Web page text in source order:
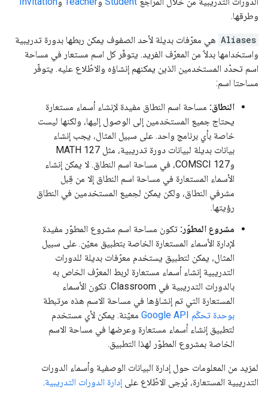
وطرقها.
Aliases هي معرّفات بديلة لأحد الصفوف يمكن ربطها بدورة تدريبية
واستخدامها بدلاً من المعرّف الفريد. يتوفّر كل اسم مستعار في مساحة
اسم تحدّد المستخدمين الذين يمكنهم إنشاؤه والاطّلاع عليه. يتوفّر
مساحتا اسم:
النطاق: مساحة اسم النطاق مفيدة لإنشاء أسماء مستعارة
يحتاج جميع المستخدمين إلى الوصول إليها، ولكنها ليست
خاصة بأي برنامج واحد. على سبيل المثال، يجب إنشاء
بيانات بديلة لبيانات دورة تدريبية، مثل MATH 127
وCOMSCI 127، في مساحة اسم النطاق. لا يمكن إنشاء
الأسماء المستعارة في مساحة اسم النطاق إلا من قِبل
مشرفي النطاق، ولكن يمكن لجميع المستخدمين في النطاق
رؤيتها.
مشروع المطوّر: تكون مساحة اسم مشروع المطوّر مفيدة
لإدارة الأسماء المستعارة الخاصة بتطبيق معيّن. على سبيل
المثال، يمكن لتطبيق يستخدم معرّفات بديلة للدورات
التدريبية إنشاء أسماء مستعارة لربط المعرّف الخاص به
بالدورات التدريبية في Classroom. تكون الأسماء
المستعارة التي تم إنشاؤها في مساحة الاسم هذه مرتبطة
بوحدة تحكّم Google API
معيّنة. يمكن لأي مستخدم
لتطبيق إنشاء أسماء مستعارة وعرضها في مساحة الاسم
الخاصة بمشروع المطوّر لهذا التطبيق.
لمزيد من المعلومات حول إدارة البيانات الوصفية وأسماء الدورات
التدريبية المستعارة، يُرجى الاطّلاع على إدارة الدورات التدريبية.